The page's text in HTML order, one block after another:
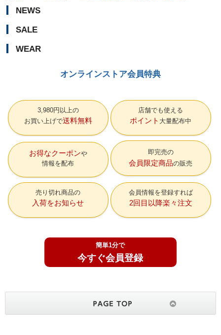
NEWS
SALE
WEAR
オンラインストア会員特典
3,980円以上の
お買い上げで送料無料
店舗でも使える
ポイント 大量配布中
お得なクーポン
情報を配布
即完売の
会員限定商品の販売
売り切れ商品の
入荷をお知らせ
会員情報を登録すれば
2回目以降楽々注文
簡単1分で
今すぐ会員登録